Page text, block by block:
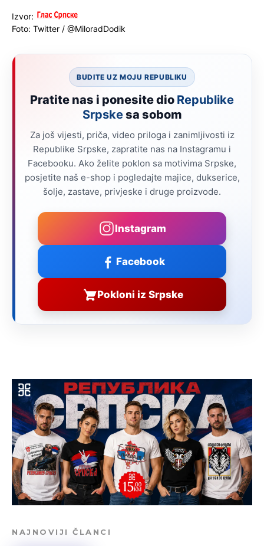
Izvor:
Foto: Twitter / @MiloradDodik
BUDITE UZ MOJU REPUBLIKU
Pratite nas i ponesite dio Republike
Srpskesa sobom
Za još vijesti, priča, video priloga i zanimljivosti iz
Republike Srpske, zapratite nas na Instagramu i
Facebooku. Ako želite poklon sa motivima Srpske,
posjetite naš e-shop i pogledajte majice, dukserice,
šolje, zastave, privjeske i druge proizvode.
Instagram
Facebook
Pokloni iz Srpske
NAJNOVIJI ČLANCI